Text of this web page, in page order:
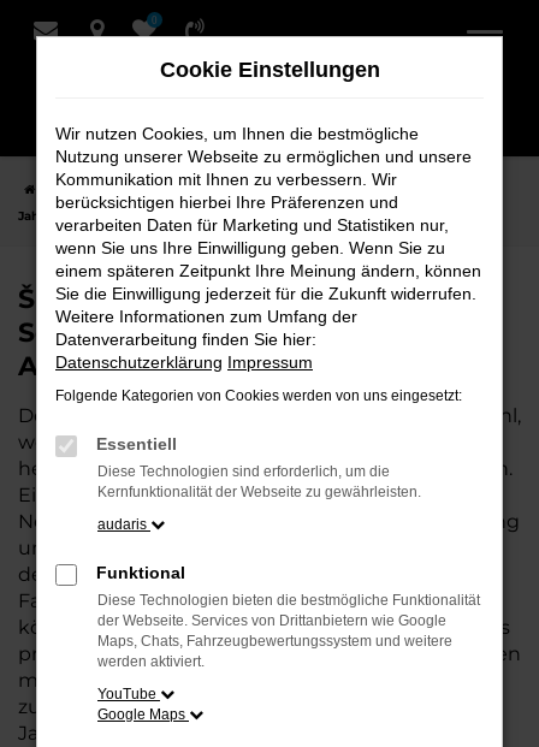
Zum
0
Startseite Hersteller Škoda Škoda Karoq
Škoda Karoq
Jahreswagen bei Schmidt + Koch - Ihr Škoda Autohaus
Škoda Karoq Jahreswagen bei
Schmidt + Koch - Ihr Škoda
Autohaus
Der Jahreswagen Škoda Karoq ist die perfekte Wahl,
wenn Sie ein nahezu neues Fahrzeug zu einem
hervorragenden Preis-Leistungs-Verhältnis suchen.
Ein Jahreswagen bietet Ihnen die Vorteile eines
Neuwagens – moderne Technik, wenig Laufleistung
und nahezu keine Abnutzung – jedoch zu einem
deutlich günstigeren Preis. So erhalten Sie ein
Fahrzeug in nahezu neuwertigem Zustand und
können gleichzeitig von einer attraktiven Ersparnis
profitieren. Als Ihr Škoda Autohaus stehen wir Ihnen
mit unserer langjährigen Erfahrung und Expertise
zur Seite. Wir bieten Ihnen nicht nur topgepflegte
Jahreswagen, sondern auch einen exzellenten
Cookie Einstellungen
Wir nutzen Cookies, um Ihnen die bestmögliche
Nutzung unserer Webseite zu ermöglichen und unsere
Kommunikation mit Ihnen zu verbessern. Wir
berücksichtigen hierbei Ihre Präferenzen und
verarbeiten Daten für Marketing und Statistiken nur,
wenn Sie uns Ihre Einwilligung geben. Wenn Sie zu
einem späteren Zeitpunkt Ihre Meinung ändern, können
Sie die Einwilligung jederzeit für die Zukunft widerrufen.
Weitere Informationen zum Umfang der
Datenverarbeitung finden Sie hier:
Datenschutzerklärung Impressum
Folgende Kategorien von Cookies werden von uns eingesetzt:
Essentiell
Diese Technologien sind erforderlich, um die
Kernfunktionalität der Webseite zu gewährleisten.
audaris
Funktional
Diese Technologien bieten die bestmögliche Funktionalität
der Webseite. Services von Drittanbietern wie Google
Maps, Chats, Fahrzeugbewertungssystem und weitere
werden aktiviert.
YouTube
Google Maps